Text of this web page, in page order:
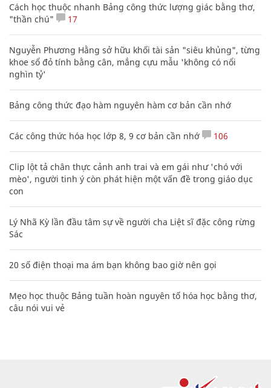
Cách học thuộc nhanh Bảng công thức lượng giác bằng thơ,
"thần chú"
17
Nguyễn Phương Hằng sở hữu khối tài sản "siêu khủng", từng
khoe sổ đỏ tính bằng cân, mắng cựu mẫu 'không có nổi
nghìn tỷ'
Bảng công thức đạo hàm nguyên hàm cơ bản cần nhớ
Các công thức hóa học lớp 8, 9 cơ bản cần nhớ 106
Clip lột tả chân thực cảnh anh trai và em gái như 'chó với
mèo', người tinh ý còn phát hiện một vấn đề trong giáo dục
con
Lý Nhã Kỳ lần đầu tâm sự về người cha Liệt sĩ đặc công rừng
Sác
20 số điện thoại ma ám bạn không bao giờ nên gọi
Mẹo học thuộc Bảng tuần hoàn nguyên tố hóa học bằng thơ,
câu nói vui vẻ